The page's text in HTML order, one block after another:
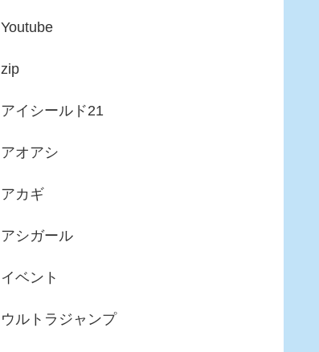
Youtube
zip
アイシールド21
アオアシ
アカギ
アシガール
イベント
ウルトラジャンプ